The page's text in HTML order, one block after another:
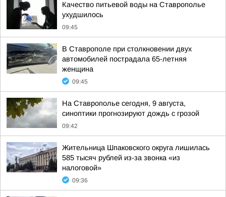
Качество питьевой воды на Ставрополье
ухудшилось
09:45
В Ставрополе при столкновении двух
автомобилей пострадала 65-летняя
женщина
09:45
На Ставрополье сегодня, 9 августа,
синоптики прогнозируют дождь с грозой
09:42
Жительница Шпаковского округа лишилась
585 тысяч рублей из-за звонка «из
налоговой»
09:36